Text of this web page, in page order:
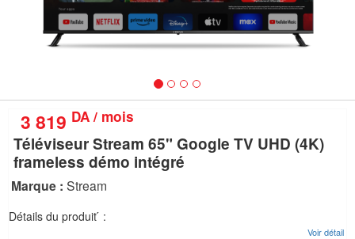
3 819 DA / mois
Téléviseur Stream 65" Google TV UHD (4K)
frameless démo intégré
Marque : Stream
Détails du produit ́ :
Voir détail